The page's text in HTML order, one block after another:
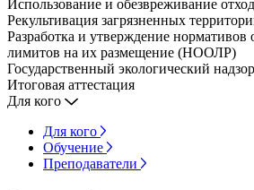
Использование и обезвреживание
Рекультивация загрязненных
Разработка и утверждение нормативов
лимитов на их размещение (НООЛР)
Государственный экологический надзор
Итоговая аттестация
Для кого
Для кого
Обучение
Преподаватели